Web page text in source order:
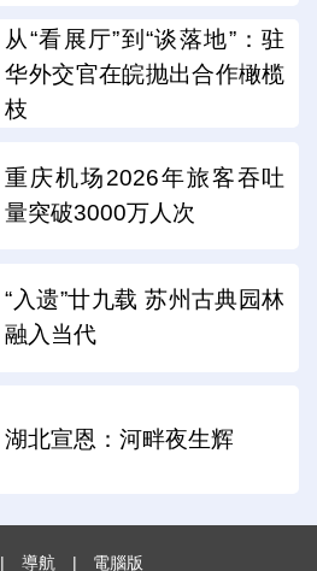
从“看展厅”到“谈落地”：驻
华外交官在皖抛出合作橄榄
枝
重庆机场2026年旅客吞吐
量突破3000万人次
“入遗”廿九载 苏州古典园林
融入当代
湖北宣恩：河畔夜生辉
| 導航 | 電腦版